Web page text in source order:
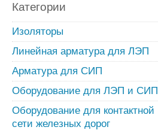
Категории
Изоляторы
Линейная арматура для ЛЭП
Арматура для СИП
Оборудование для ЛЭП и СИП
Оборудование для контактной
сети железных дорог